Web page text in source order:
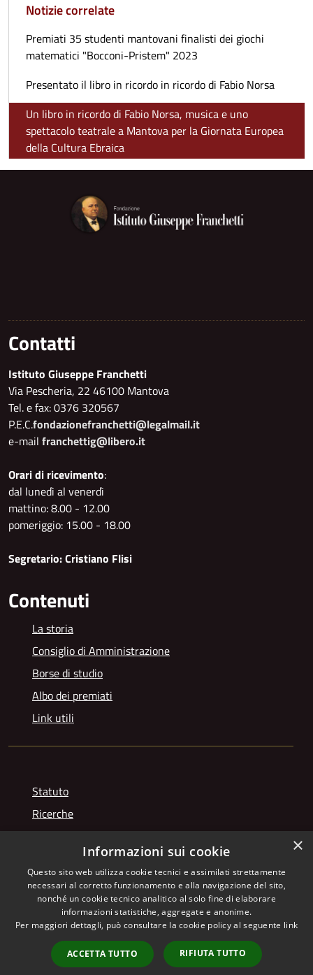
Notizie correlate
Premiati 35 studenti mantovani finalisti dei giochi
matematici "Bocconi-Pristem" 2023
Presentato il libro in ricordo in ricordo di Fabio Norsa
Un libro in ricordo di Fabio Norsa, musica e uno
spettacolo teatrale a Mantova per la Giornata Europea
della Cultura Ebraica
Contatti
Istituto Giuseppe Franchetti
Via Pescheria, 22 46100 Mantova
Tel. e fax: 0376 320567
P.E.C.fondazionefranchetti@legalmail.it
e-mail franchettig@libero.it
Orari di ricevimento:
dal lunedì al venerdì
mattino: 8.00 - 12.00
pomeriggio: 15.00 - 18.00
Segretario: Cristiano Flisi
Contenuti
La storia
Consiglio di Amministrazione
Borse di studio
Albo dei premiati
Link utili
Statuto
Ricerche
Videogallery
Photogallery
RSS
Accessibilità
Copyright © 2026 • Istituto
Giuseppe Franchetti • Powered
byMunicipium
Accesso
redazione
×
Informazioni sui cookie
Questo sito web utilizza cookie tecnici e assimilati strettamente
necessari al corretto funzionamento e alla navigazione del sito,
nonché un cookie tecnico analitico al solo fine di elaborare
informazioni statistiche, aggregate e anonime.
Per maggiori dettagli, può consultare la cookie policy al seguente link
ACCETTA TUTTO RIFIUTA TUTTO